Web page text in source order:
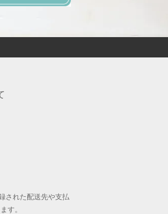
された配送先や支払
す。